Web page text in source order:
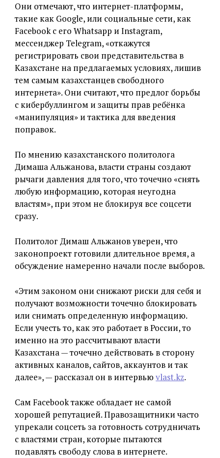
Они отмечают, что интернет-платформы,
такие как Google, или социальные сети, как
Facebook с его Whatsapp и Instagram,
мессенджер Telegram, «откажутся
регистрировать свои представительства в
Казахстане на предлагаемых условиях, лишив
тем самым казахстанцев свободного
интернета». Они считают, что предлог борьбы
с кибербуллингом и защиты прав ребёнка
«манипуляция» и тактика для введения
поправок.
По мнению казахстанского политолога
Димаша Альжанова, власти страны создают
рычаги давления для того, что точечно «снять
любую информацию, которая неугодна
властям», при этом не блокируя все соцсети
сразу.
Политолог Димаш Альжанов уверен, что
законопроект готовили длительное время, а
обсуждение намеренно начали после выборов.
«Этим законом они снижают риски для себя и
получают возможности точечно блокировать
или снимать определенную информацию.
Если учесть то, как это работает в России, то
именно на это рассчитывают власти
Казахстана — точечно действовать в сторону
активных каналов, сайтов, аккаунтов и так
далее», — рассказал он в интервью vlast.kz.
Сам Facebook также обладает не самой
хорошей репутацией. Правозащитники часто
упрекали соцсеть за готовность сотрудничать
с властями стран, которые пытаются
подавлять свободу слова в интернете.